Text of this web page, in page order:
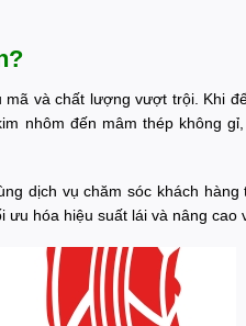
và chất lượng vượt trội. Khi
nhôm đến mâm thép không
dịch vụ chăm sóc khách
hóa hiệu suất lái và nâng cao